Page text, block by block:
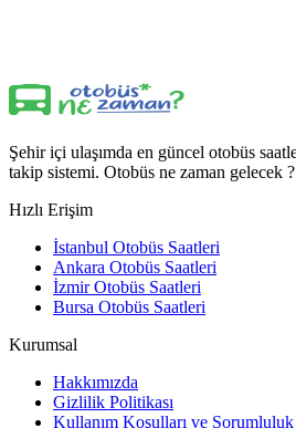
Şehir içi ulaşımda en güncel otobüs
takip sistemi. Otobüs ne zaman gelecek ?
Hızlı Erişim
İstanbul Otobüs Saatleri
Ankara Otobüs Saatleri
İzmir Otobüs Saatleri
Bursa Otobüs Saatleri
Kurumsal
Hakkımızda
Gizlilik Politikası
Kullanım Koşulları ve